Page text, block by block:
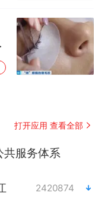
打开应用 查看全部
共服务体系
2420874